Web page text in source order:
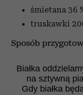
śmietana 36
truskawki
Sposób
Białka
na sztywną
Gdy białka